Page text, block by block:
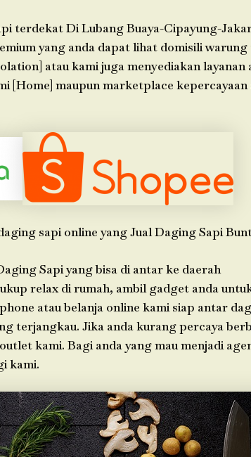
terdekat Di Lubang Buaya-Cipayung-
yang anda dapat lihat domisili
atau kami juga menyediakan layanan
[Home] maupun marketplace kepercayaan
sapi online yang Jual Daging Sapi
Sapi yang bisa di antar ke daerah
relax di rumah, ambil gadget anda
atau belanja online kami siap antar
terjangkau. Jika anda kurang percaya
kami. Bagi anda yang mau menjadi
kami.